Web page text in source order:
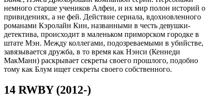
немного старше учеников Алфеи, и их мир полон историй о
привидениях, а не фей. Действие сериала, вдохновленного
романами Кэролайн Кин, названными в честь девушки-
детектива, происходит в маленьком приморском городке в
штате Мэн. Между коллегами, подозреваемыми в убийстве,
завязывается дружба, в то время как Нэнси (Кеннеди
МакМанн) раскрывает секреты своего прошлого, подобно
тому как Блум ищет секреты своего собственного.
14 RWBY (2012-)